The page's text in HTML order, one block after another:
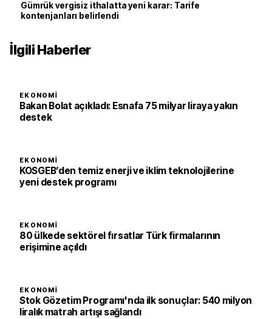
Gümrük vergisiz ithalatta yeni karar: Tarife
kontenjanları belirlendi
İlgili Haberler
EKONOMI
Bakan Bolat açıkladı: Esnafa 75 milyar liraya yakın
destek
EKONOMI
KOSGEB’den temiz enerji ve iklim teknolojilerine
yeni destek programı
EKONOMI
80 ülkede sektörel fırsatlar Türk firmalarının
erişimine açıldı
EKONOMI
Stok Gözetim Programı'nda ilk sonuçlar: 540 milyon
liralık matrah artışı sağlandı